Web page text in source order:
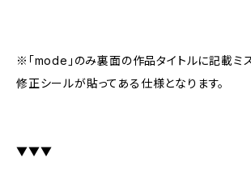
※「mode」のみ裏面の作品タイトルに記載ミス
修正シールが貼ってある仕様となります。
▼▼▼